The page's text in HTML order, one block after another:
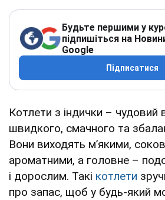
Будьте першими у
підпишіться на
Google
Підписатися
Котлети з індички – чудовий
швидкого, смачного та
Вони виходять м’якими,
ароматними, а головне –
і дорослим. Такі котлети
про запас, щоб у будь-який